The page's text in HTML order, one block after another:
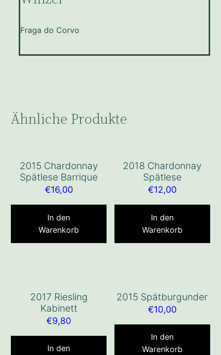
Fraga do Corvo
Ähnliche Produkte
2015 Chardonnay
Spätlese Barrique
€16,00
In den
Warenkorb
2018 Chardonnay
Spätlese
€12,00
In den
Warenkorb
2017 Riesling
Kabinett
€9,80
In den
2015 Spätburgunder
€10,00
In den
Warenkorb